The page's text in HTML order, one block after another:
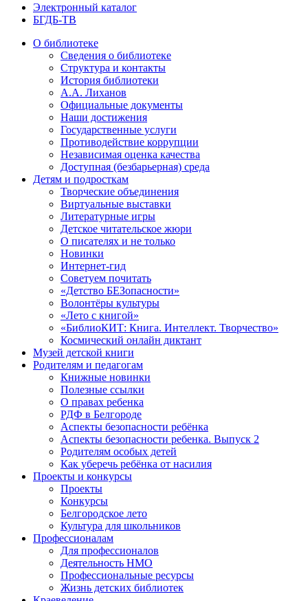
Электронный каталог
БГДБ-ТВ
О библиотеке
Сведения о библиотеке
Структура и контакты
История библиотеки
А.А. Лиханов
Официальные документы
Наши достижения
Государственные услуги
Противодействие коррупции
Независимая оценка качества
Доступная (безбарьерная) среда
Детям и подросткам
Творческие объединения
Виртуальные выставки
Литературные игры
Детское читательское жюри
О писателях и не только
Новинки
Интернет-гид
Советуем почитать
«Детство БЕЗопасности»
Волонтёры культуры
«Лето с книгой»
«БиблиоКИТ: Книга. Интеллект. Творчество»
Космический онлайн диктант
Музей детской книги
Родителям и педагогам
Книжные новинки
Полезные ссылки
О правах ребенка
РДФ в Белгороде
Аспекты безопасности ребёнка
Аспекты безопасности ребенка. Выпуск 2
Родителям особых детей
Как уберечь ребёнка от насилия
Проекты и конкурсы
Проекты
Конкурсы
Белгородское лето
Культура для школьников
Профессионалам
Для профессионалов
Деятельность НМО
Профессиональные ресурсы
Жизнь детских библиотек